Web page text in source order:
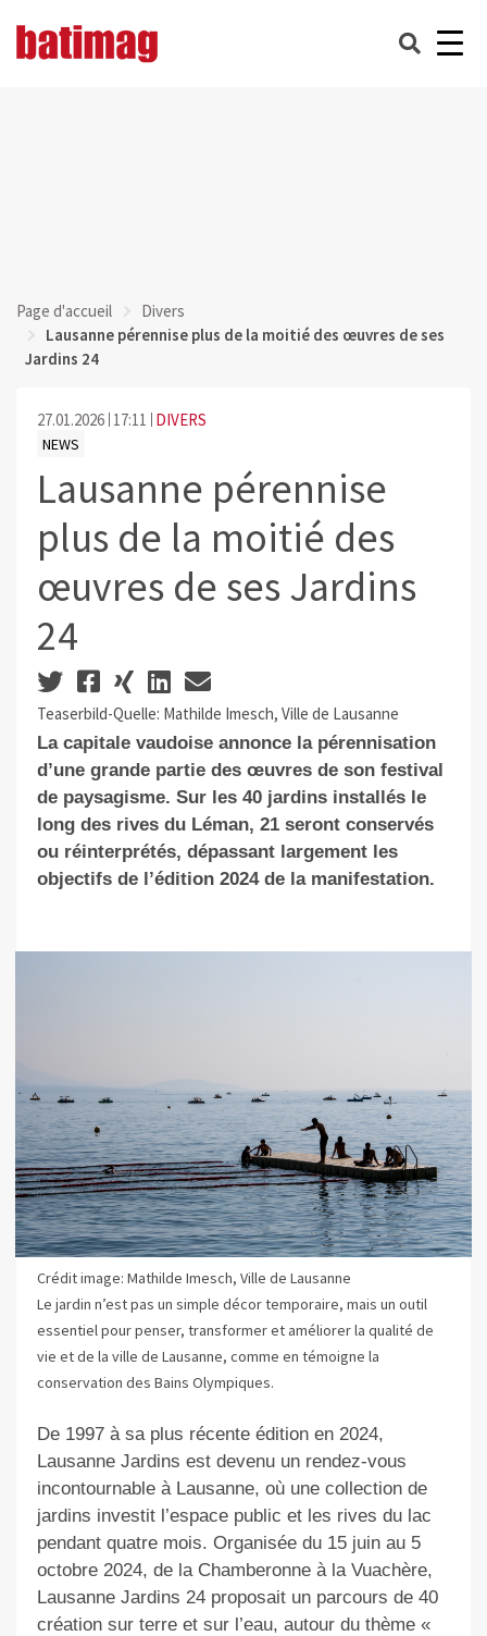
Page d'accueil
Divers
Lausanne pérennise plus de la moitié des œuvres de ses
Jardins 24
27.01.2026 17:11 DIVERS
NEWS
Lausanne pérennise
plus de la moitié des
œuvres de ses Jardins
24
Teaserbild-Quelle: Mathilde Imesch, Ville de Lausanne
La capitale vaudoise annonce la pérennisation
d’une grande partie des œuvres de son festival
de paysagisme. Sur les 40 jardins installés le
long des rives du Léman, 21 seront conservés
ou réinterprétés, dépassant largement les
objectifs de l’édition 2024 de la manifestation.
Crédit image: Mathilde Imesch, Ville de Lausanne
Le jardin n’est pas un simple décor temporaire, mais un outil
essentiel pour penser, transformer et améliorer la qualité de
vie et de la ville de Lausanne, comme en témoigne la
conservation des Bains Olympiques.
De 1997 à sa plus récente édition en 2024,
Lausanne Jardins est devenu un rendez‑vous
incontournable à Lausanne, où une collection de
jardins investit l’espace public et les rives du lac
pendant quatre mois. Organisée du 15 juin au 5
octobre 2024, de la Chamberonne à la Vuachère,
Lausanne Jardins 24 proposait un parcours de 40
création sur terre et sur l’eau, autour du thème «